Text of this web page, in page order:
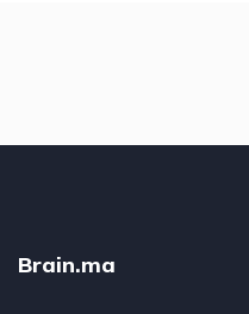
Brain.ma